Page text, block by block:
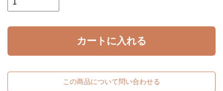
カートに入れる
この商品について問い合わせる